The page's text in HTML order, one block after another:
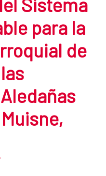
Sistema
para la
de